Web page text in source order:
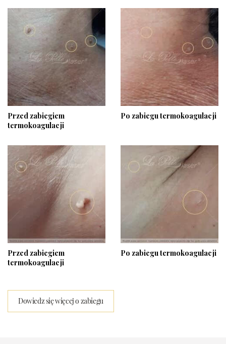
Przed zabiegiem
termokoagulacji
Po zabiegu termokoagulacji
Przed zabiegiem
termokoagulacji
Po zabiegu termokoagulacji
Dowiedz się więcej o zabiegu